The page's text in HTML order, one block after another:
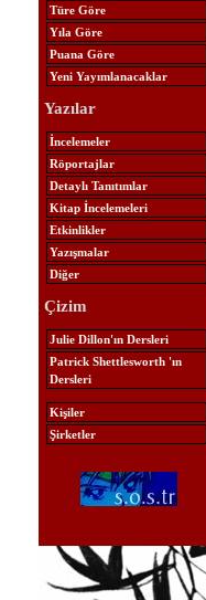
Türe Göre
Yıla Göre
Puana Göre
Yeni Yayımlanacaklar
Yazılar
İncelemeler
Röportajlar
Detaylı Tanıtımlar
Kitap İncelemeleri
Etkinlikler
Yazışmalar
Diğer
Çizim
Julie Dillon'ın Dersleri
Patrick Shettlesworth 'ın
Dersleri
Kişiler
Şirketler